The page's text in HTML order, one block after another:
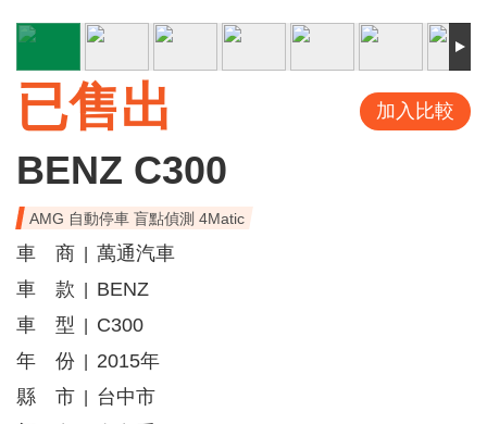
已售出 加入比較
BENZ C300
AMG 自動停車 盲點偵測 4Matic
車 商
萬通汽車
車 款
BENZ
車 型
C300
年 份
2015年
縣 市
台中市